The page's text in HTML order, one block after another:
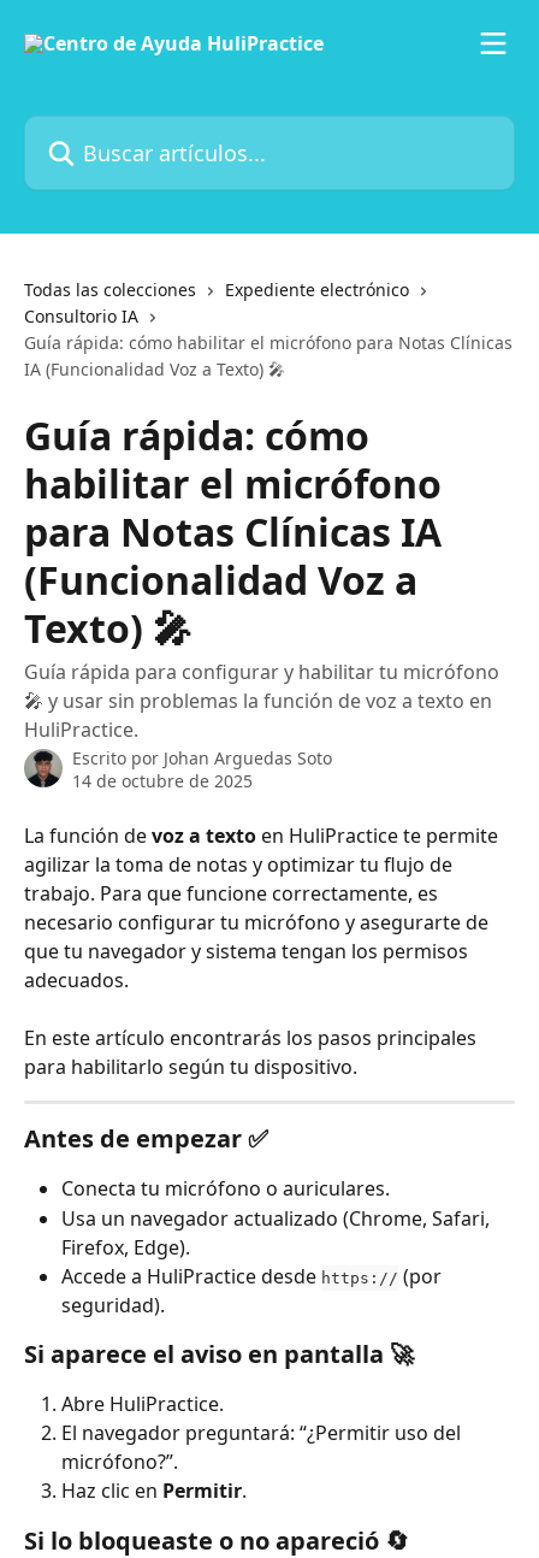
Buscar artículos...
Todas las colecciones
Expediente electrónico
Consultorio IA
Guía rápida: cómo habilitar el micrófono para Notas Clínicas
IA (Funcionalidad Voz a Texto) 🎤
Guía rápida: cómo
habilitar el micrófono
para Notas Clínicas IA
(Funcionalidad Voz a
Texto) 🎤
Guía rápida para configurar y habilitar tu micrófono
🎤 y usar sin problemas la función de voz a texto en
HuliPractice.
Escrito por Johan Arguedas Soto
14 de octubre de 2025
La función de voz a texto en HuliPractice te permite
agilizar la toma de notas y optimizar tu flujo de
trabajo. Para que funcione correctamente, es
necesario configurar tu micrófono y asegurarte de
que tu navegador y sistema tengan los permisos
adecuados.
En este artículo encontrarás los pasos principales
para habilitarlo según tu dispositivo.
Antes de empezar ✅
Conecta tu micrófono o auriculares.
Usa un navegador actualizado (Chrome, Safari,
Firefox, Edge).
Accede a HuliPractice desde https:// (por
seguridad).
Si aparece el aviso en pantalla 🚀
Abre HuliPractice.
El navegador preguntará: “¿Permitir uso del
micrófono?”.
Haz clic en Permitir.
Si lo bloqueaste o no apareció 🔄